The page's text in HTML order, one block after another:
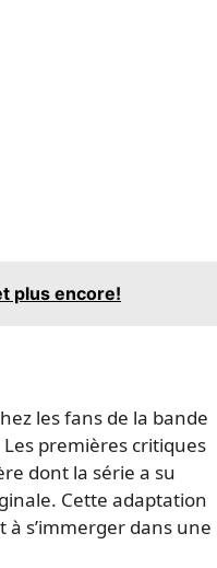
plus encore!
les fans de la bande
premières critiques
dont la série a su
Cette adaptation
s’immerger dans une